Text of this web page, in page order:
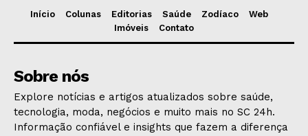
Início Colunas Editorias Saúde Zodíaco
Web
Imóveis
Contato
Sobre nós
Explore notícias e artigos atualizados sobre saúde,
tecnologia, moda, negócios e muito mais no SC 24h.
Informação confiável e insights que fazem a diferença